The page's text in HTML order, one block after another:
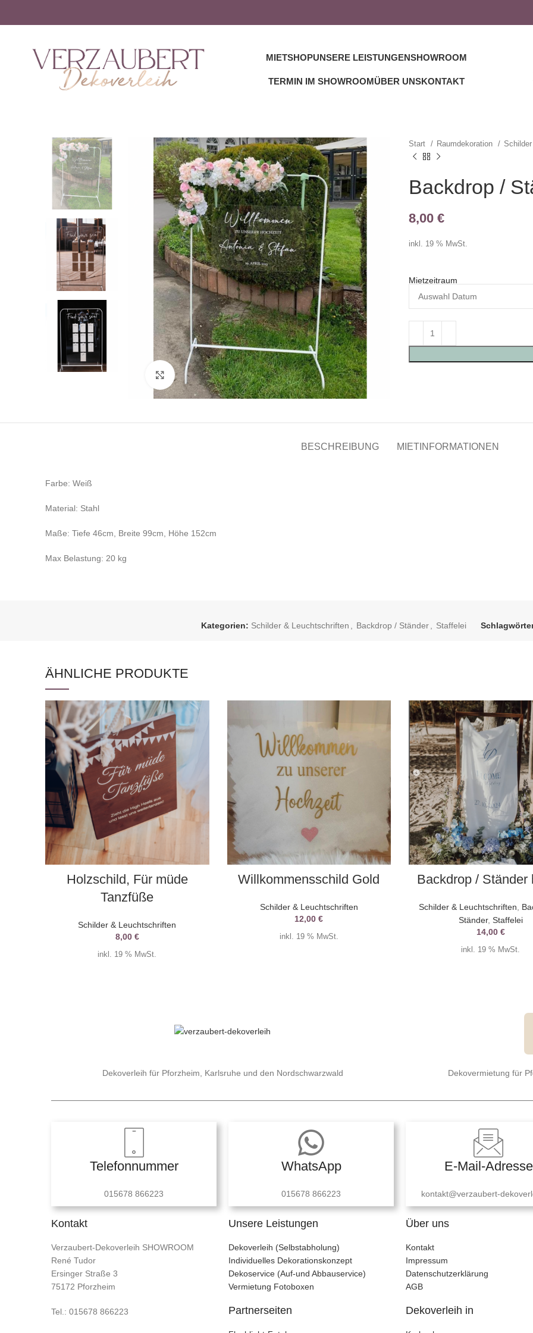
MIETSHOPUNSERE LEISTUNGENSHOWROOM
TERMIN IM SHOWROOMÜBER UNSKONTAKT
Klicken zum Vergrößern
Start Raumdekoration
Backdrop /
8,00 €
inkl. 19 % MwSt.
Mietzeitraum
BESCHREIBUNG MIETINFORMATIONEN
Farbe: Weiß
Material: Stahl
Maße: Tiefe 46cm, Breite 99cm, Höhe 152cm
Max Belastung: 20 kg
Kategorien: Schilder & Leuchtschriften , Backdrop / Ständer , Staffelei
ÄHNLICHE PRODUKTE
Holzschild, Für müde
Tanzfüße
Schilder & Leuchtschriften
8,00 €
inkl. 19 % MwSt.
Willkommensschild Gold
Schilder & Leuchtschriften
12,00€
inkl. 19 % MwSt.
Backdrop / Ständer
Schilder & Leuchtschriften
Ständer, Staffelei
14,00 €
inkl. 19 % MwSt.
Dekoverleih für Pforzheim, Karlsruhe und den Nordschwarzwald Dekovermietung für
Telefonnummer
015678 866223
WhatsApp
015678 866223
E-Mail-Adresse
kontakt@verzaubert-
Kontakt
Verzaubert-Dekoverleih SHOWROOM
René Tudor
Ersinger Straße 3
75172 Pforzheim
Tel.: 015678 866223
Unsere Leistungen
Dekoverleih (Selbstabholung)
Individuelles Dekorationskonzept
Dekoservice (Auf-und Abbauservice)
Vermietung Fotoboxen
Partnerseiten
Über uns
Kontakt
Impressum
Datenschutzerklärung
AGB
Dekoverleih in